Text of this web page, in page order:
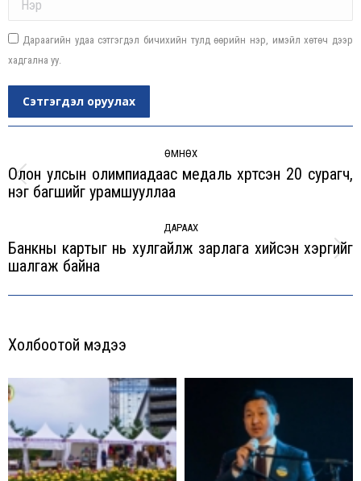
Дараагийн удаа сэтгэгдэл бичихийн тулд өөрийн нэр, имэйл хөтөч дээр
хадгална уу.
Сэтгэгдэл оруулах
ӨМНӨХ
Previous
Олон улсын олимпиадаас медаль хүртсэн 20 сурагч,
нэг багшийг урамшууллаа
ДАРААХ
Next
Банкны картыг нь хулгайлж зарлага хийсэн хэргийг
шалгаж байна
Холбоотой мэдээ